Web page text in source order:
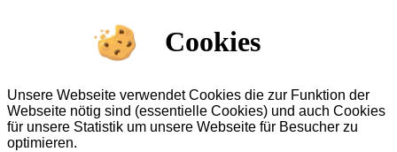
Cookies
Unsere Webseite verwendet Cookies die zur Funktion der
Webseite nötig sind (essentielle Cookies) und auch Cookies
für unsere Statistik um unsere Webseite für Besucher zu
optimieren.